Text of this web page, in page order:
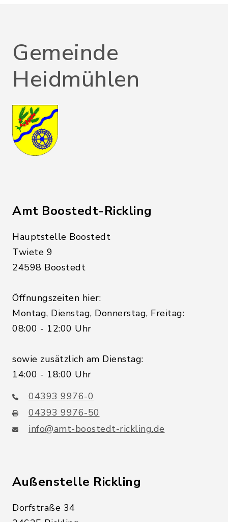
Gemeinde
Heidmühlen
Amt Boostedt-Rickling
Hauptstelle Boostedt
Twiete 9
24598 Boostedt
Öffnungszeiten hier:
Montag, Dienstag, Donnerstag, Freitag:
08:00 - 12:00 Uhr
sowie zusätzlich am Dienstag:
14:00 - 18:00 Uhr
04393 9976-0
04393 9976-50
info@amt-boostedt-rickling.de
Außenstelle Rickling
Dorfstraße 34